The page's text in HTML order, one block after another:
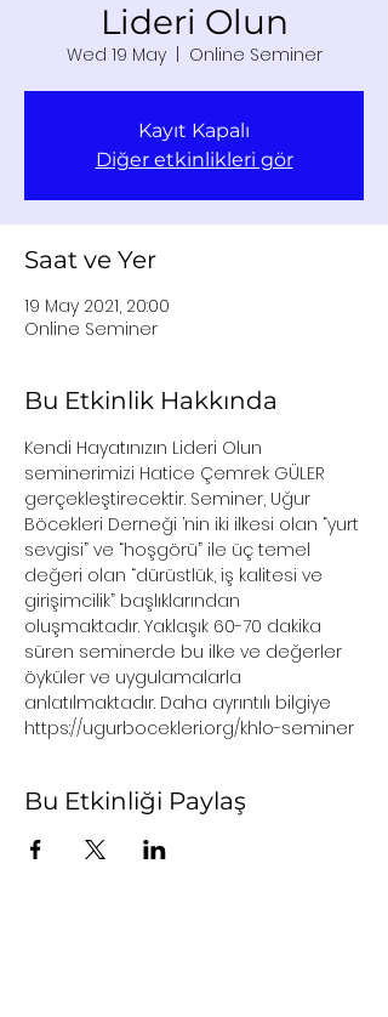
Lideri Olun
Wed 19 May
  |
Online Seminer
Kayıt Kapalı
Diğer etkinlikleri gör
Saat ve Yer
19 May 2021, 20:00
Online Seminer
Bu Etkinlik Hakkında
Kendi Hayatınızın Lideri Olun
seminerimizi Hatice Çemrek GÜLER
gerçekleştirecektir. Seminer, Uğur
Böcekleri Derneği ’nin iki ilkesi olan “yurt
sevgisi” ve “hoşgörü” ile üç temel
değeri olan “dürüstlük, iş kalitesi ve
girişimcilik” başlıklarından
oluşmaktadır. Yaklaşık 60-70 dakika
süren seminerde bu ilke ve değerler
öyküler ve uygulamalarla
anlatılmaktadır. Daha ayrıntılı bilgiye
https://ugurbocekleri.org/khlo-seminer
Bu Etkinliği Paylaş